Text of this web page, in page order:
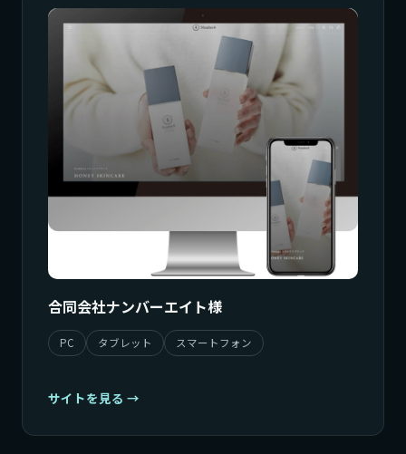
合同会社ナンバーエイト様
PC タブレット スマートフォン
サイトを見る